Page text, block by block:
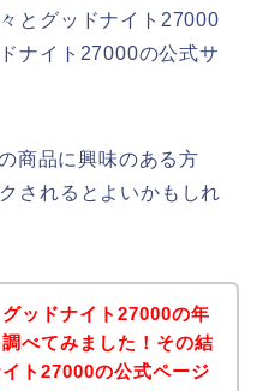
とグッドナイト27000
ナイト27000の公式サ
商品に興味のある方
されるとよいかもしれ
ッドナイト27000の年
べてみました！その結
ト27000の公式ページ